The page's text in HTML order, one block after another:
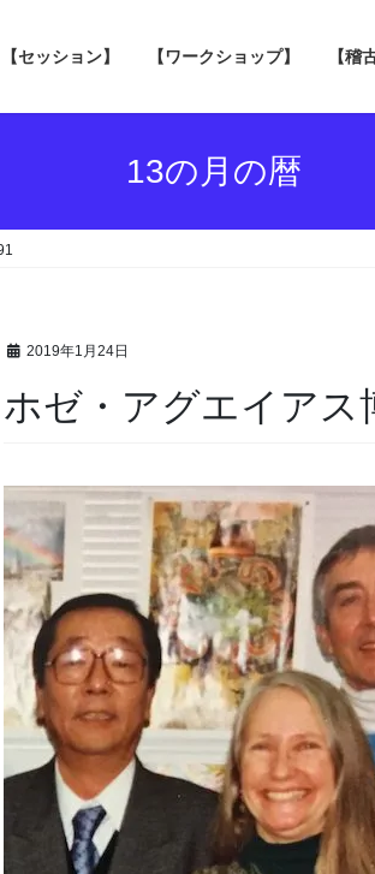
【セッション】 【ワークショップ】 【稽
13の月の暦
2019年1月24日
ホゼ・アグエイアス